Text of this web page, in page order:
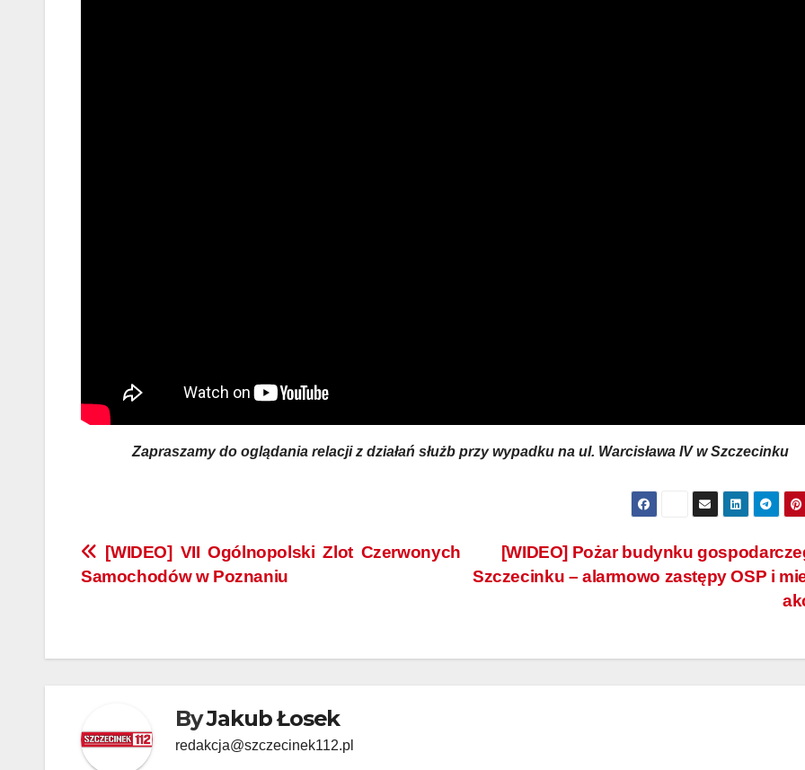
Zapraszamy do oglądania relacji z działań służb przy wypadku na ul. Warcisława IV w Szczecinku
Nawigacja
[WIDEO] Pożar budynku
Szczecinku – alarmowo zastępy OSP i
[WIDEO] VII Ogólnopolski Zlot Czerwonych
Samochodów w Poznaniu
ByJakub Łosek
redakcja@szczecinek112.pl